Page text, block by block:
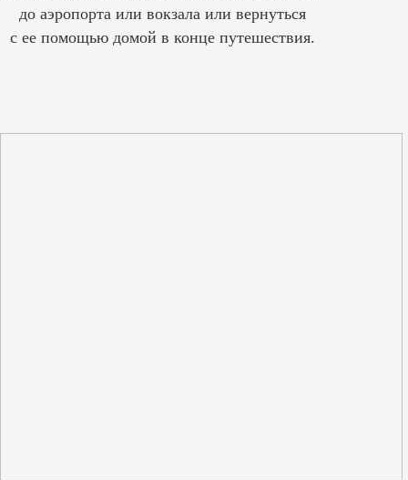
до аэропорта или вокзала или вернуться
с ее помощью домой в конце путешествия.